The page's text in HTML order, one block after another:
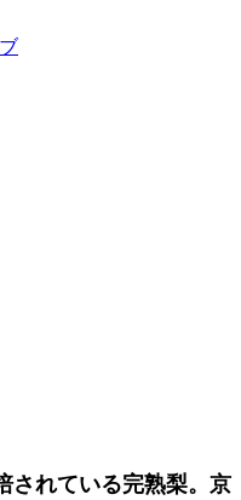
されている完熟梨。京